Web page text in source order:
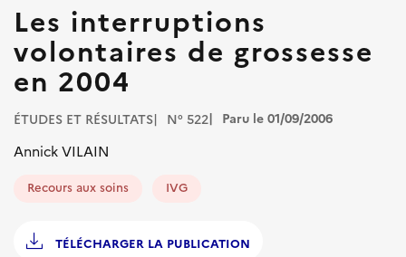
citation
Les interruptions
volontaires de grossesse
en 2004
ÉTUDES ET RÉSULTATS N° 522 Paru le 01/09/2006
Annick VILAIN
Recours aux soins IVG
TÉLÉCHARGER LA PUBLICATION